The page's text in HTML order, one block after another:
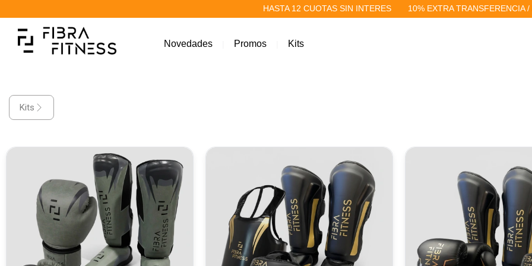
HASTA 12 CUOTAS SIN INTERES 10% EXTRA TRANSFERENCIA /
Novedades Promos Kits
Kits